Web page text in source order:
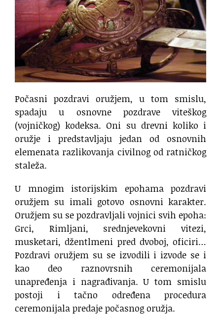
Počasni pozdravi oružjem, u tom smislu,
spadaju u osnovne pozdrave viteškog
(vojničkog) kodeksa. Oni su drevni koliko i
oružje i predstavljaju jedan od osnovnih
elemenata razlikovanja civilnog od ratničkog
staleža.
U mnogim istorijskim epohama pozdravi
oružjem su imali gotovo osnovni karakter.
Oružjem su se pozdravljali vojnici svih epoha:
Grci, Rimljani, srednjevekovni vitezi,
musketari, džentlmeni pred dvoboj, oficiri…
Pozdravi oružjem su se izvodili i izvode se i
kao deo raznovrsnih ceremonijala
unapređenja i nagrađivanja. U tom smislu
postoji i tačno određena procedura
ceremonijala predaje počasnog oružja.